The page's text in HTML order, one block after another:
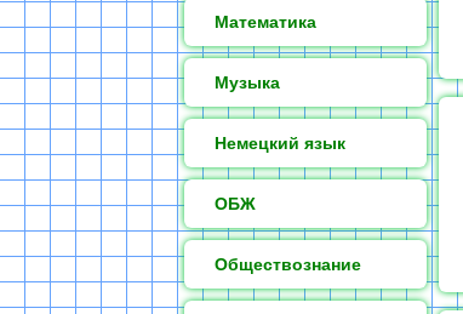
Математика
Музыка
Немецкий язык
ОБЖ
Обществознание